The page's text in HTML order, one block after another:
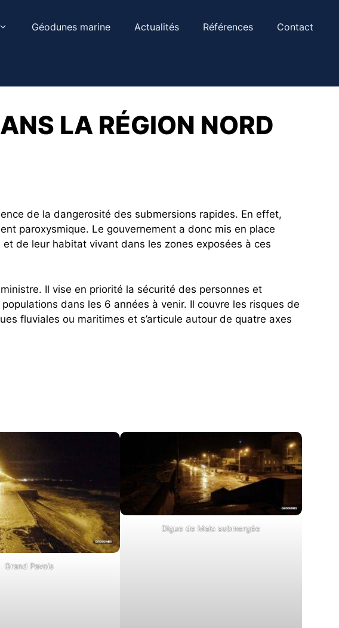
Géodunes marine Actualités Références Contact
LA RÉGION NORD
de la dangerosité des submersions rapides. En effet,
paroxysmique. Le gouvernement a donc mis en place
de leur habitat vivant dans les zones exposées à ces
Il vise en priorité la sécurité des personnes et
dans les 6 années à venir. Il couvre les risques de
fluviales ou maritimes et s’articule autour de quatre axes
Grand Pavois
Digue de Malo submergée